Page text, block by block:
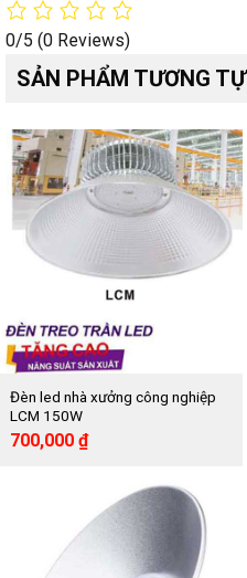
0/5 (0 Reviews)
SẢN PHẨM TƯƠNG TỰ
Đèn led nhà xưởng công nghiệp
LCM 150W
Giá
700,000 ₫Giá
700,000 ₫.